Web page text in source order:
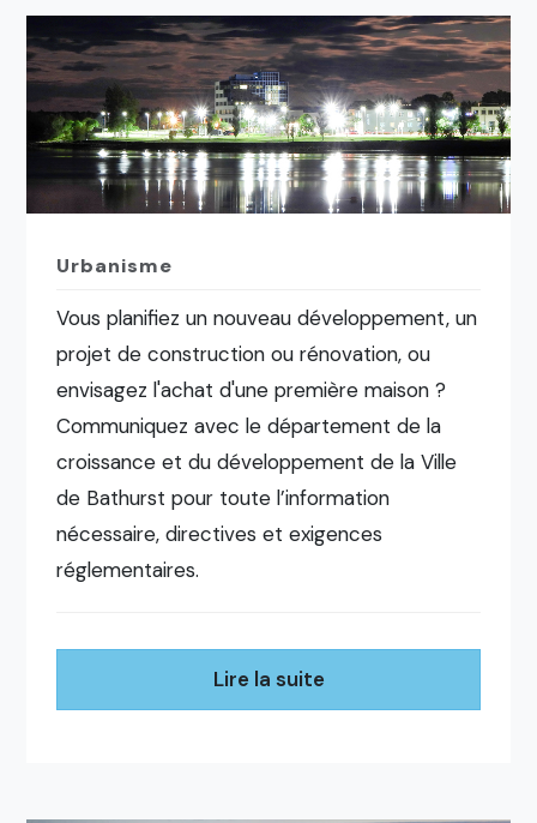
Urbanisme
Vous planifiez un nouveau développement, un
projet de construction ou rénovation, ou
envisagez l'achat d'une première maison ?
Communiquez avec le département de la
croissance et du développement de la Ville
de Bathurst pour toute l’information
nécessaire, directives et exigences
réglementaires.
Lire la suite